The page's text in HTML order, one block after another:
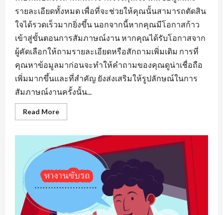
รายละเอียดทั้งหมด เพื่อที่จะช่วยให้คุณนั้นสามารถตัดสิน
ใจได้รวดเร็วมากยิ่งขึ้น นอกจากนี้หากคุณมีโอกาสก้าว
เข้าสู่ขั้นตอนการสัมภาษณ์งาน หากคุณได้รับโอกาสจาก
ผู้คัดเลือกให้ถามรายละเอียดหรือสักถามเพิ่มเติม การที่
คุณหาข้อมูลมาก่อนจะทำให้คำถามของคุณดูน่าเชื่อถือ
เพิ่มมากขึ้นและที่สำคัญ ยังส่งเสริมให้รูปลักษณ์ในการ
สัมภาษณ์งานครั้งนั้น...
Read MoreRead
more
เพชรบูรณ์
ตำแหน่ง
งาน
ว่าง
ที่